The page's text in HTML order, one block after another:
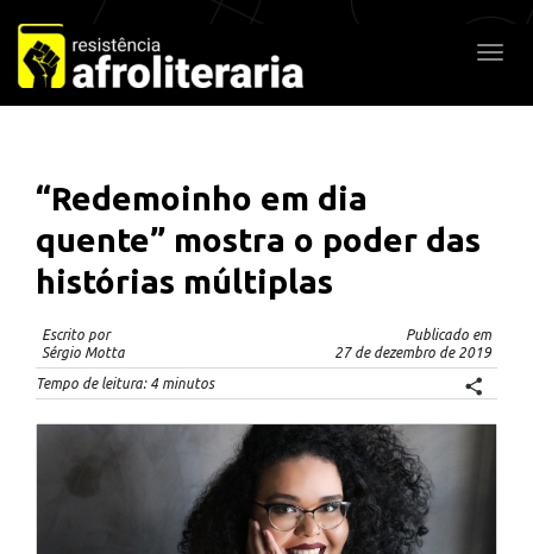
Pular
para
o
conteúdo
“Redemoinho em dia
quente” mostra o poder das
histórias múltiplas
Escrito por
Sérgio Motta
Publicado em
27 de dezembro de 2019
Tempo de leitura: 4 minutos